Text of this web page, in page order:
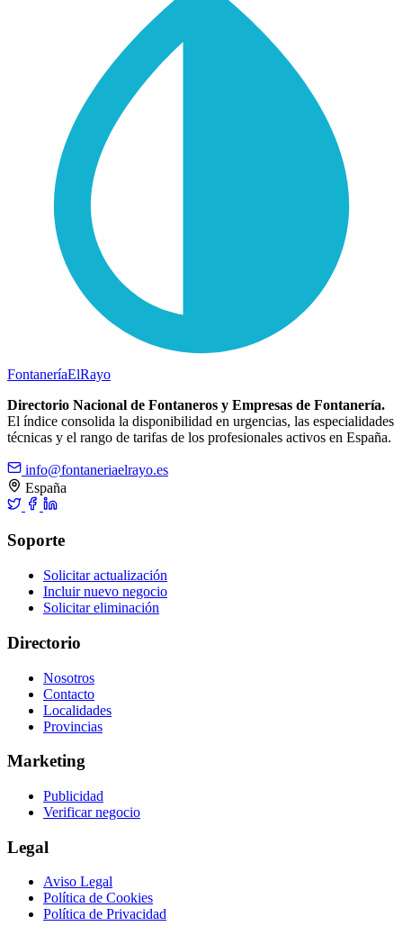
FontaneríaElRayo
Directorio Nacional de Fontaneros y Empresas de Fontanería.
El índice consolida la disponibilidad en urgencias, las especialidades
técnicas y el rango de tarifas de los profesionales activos en España.
info@fontaneriaelrayo.es
España
Soporte
Solicitar actualización
Incluir nuevo negocio
Solicitar eliminación
Directorio
Nosotros
Contacto
Localidades
Provincias
Marketing
Publicidad
Verificar negocio
Legal
Aviso Legal
Política de Cookies
Política de Privacidad